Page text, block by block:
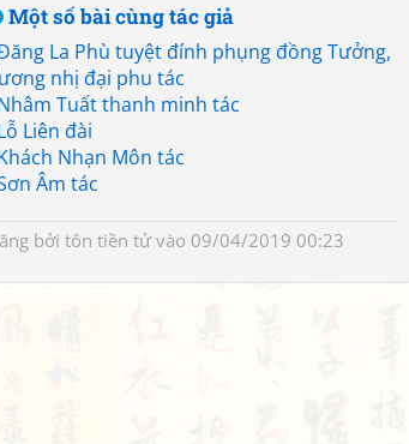
Một số bài cùng tác giả
La Phù tuyệt đính phụng đồng Tưởng,
nhị đại phu tác
Tuất thanh minh tác
Liên đài
Nhạn Môn tác
Âm tác
bởi tôn tiền tửvào 09/04/2019 00:23